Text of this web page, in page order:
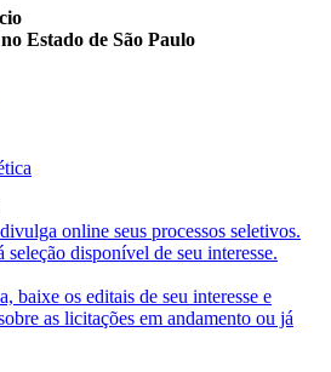
Estado de São Paulo
online seus processos seletivos.
seleção disponível de seu interesse.
baixe os editais de seu interesse e
as licitações em andamento ou já